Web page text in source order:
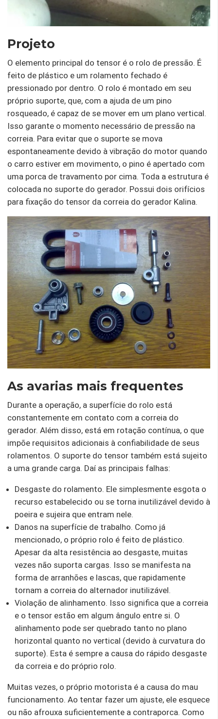
Projeto
O elemento principal do tensor é o rolo de pressão. É
feito de plástico e um rolamento fechado é
pressionado por dentro. O rolo é montado em seu
próprio suporte, que, com a ajuda de um pino
rosqueado, é capaz de se mover em um plano vertical.
Isso garante o momento necessário de pressão na
correia. Para evitar que o suporte se mova
espontaneamente devido à vibração do motor quando
o carro estiver em movimento, o pino é apertado com
uma porca de travamento por cima. Toda a estrutura é
colocada no suporte do gerador. Possui dois orifícios
para fixação do tensor da correia do gerador Kalina.
As avarias mais frequentes
Durante a operação, a superfície do rolo está
constantemente em contato com a correia do
gerador. Além disso, está em rotação contínua, o que
impõe requisitos adicionais à confiabilidade de seus
rolamentos. O suporte do tensor também está sujeito
a uma grande carga. Daí as principais falhas:
Desgaste do rolamento. Ele simplesmente esgota o
recurso estabelecido ou se torna inutilizável devido à
poeira e sujeira que entram nele.
Danos na superfície de trabalho. Como já
mencionado, o próprio rolo é feito de plástico.
Apesar da alta resistência ao desgaste, muitas
vezes não suporta cargas. Isso se manifesta na
forma de arranhões e lascas, que rapidamente
tornam a correia do alternador inutilizável.
Violação de alinhamento. Isso significa que a correia
e o tensor estão em algum ângulo entre si. O
alinhamento pode ser quebrado tanto no plano
horizontal quanto no vertical (devido à curvatura do
suporte). Esta é sempre a causa do rápido desgaste
da correia e do próprio rolo.
Muitas vezes, o próprio motorista é a causa do mau
funcionamento. Ao tentar fazer um ajuste, ele esquece
ou não afrouxa suficientemente a contraporca. Como